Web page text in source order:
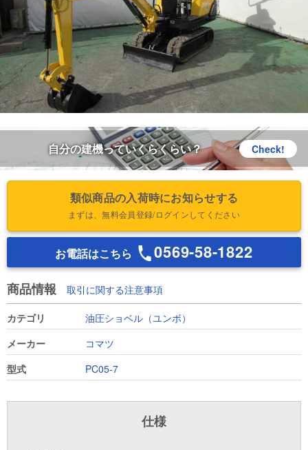
自分の建機っていくらくらい？ Check!
類似商品の入荷時にお知らせする
まずは、無料会員登録/ログインしてください
お電話はこちら 0569-58-1822
商品情報 取引に関する注意事項
カテゴリ
油圧ショベル（ユンボ）
メーカー
コマツ
型式
PC05-7
仕様